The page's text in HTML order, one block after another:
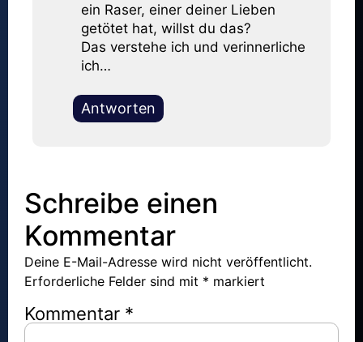
ein Raser, einer deiner Lieben
getötet hat, willst du das?
Das verstehe ich und verinnerliche
ich…
Antworten
Schreibe einen
Kommentar
Deine E-Mail-Adresse wird nicht veröffentlicht.
Erforderliche Felder sind mit * markiert
Kommentar *